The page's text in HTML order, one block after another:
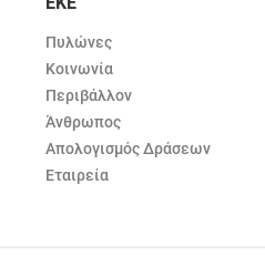
Πυλώνες
Κοινωνία
Περιβάλλον
Άνθρωπος
Απολογισμός Δράσεων
Εταιρεία